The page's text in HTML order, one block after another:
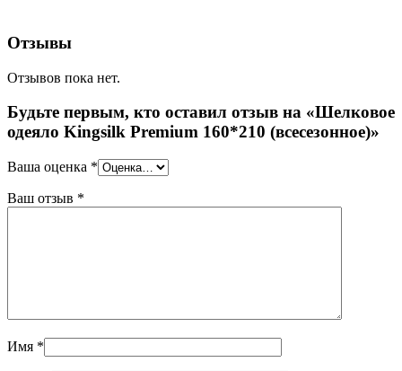
Отзывы
Отзывов пока нет.
Будьте первым, кто оставил отзыв на «Шелковое
одеяло Kingsilk Premium 160*210 (всесезонное)»
Ваша оценка *
Ваш отзыв *
Имя *